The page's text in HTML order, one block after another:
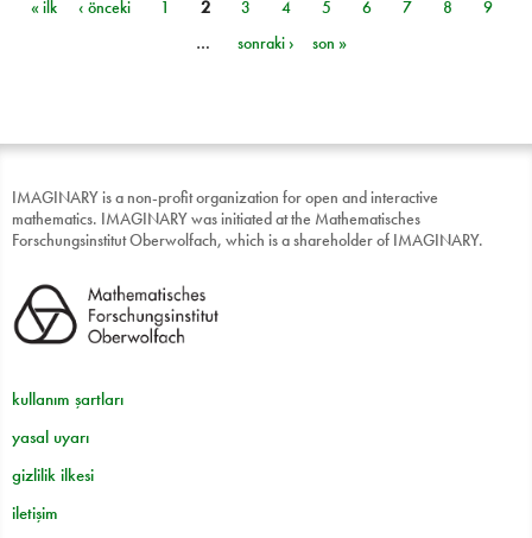
Sayfalar
« ilk ‹ önceki 1 2 3 4 5 6 7 8
9
…
sonraki › son »
IMAGINARY is a non-profit organization for open and interactive
mathematics. IMAGINARY was initiated at the Mathematisches
Forschungsinstitut Oberwolfach, which is a shareholder of IMAGINARY.
kullanım şartları
yasal uyarı
gizlilik ilkesi
iletişim